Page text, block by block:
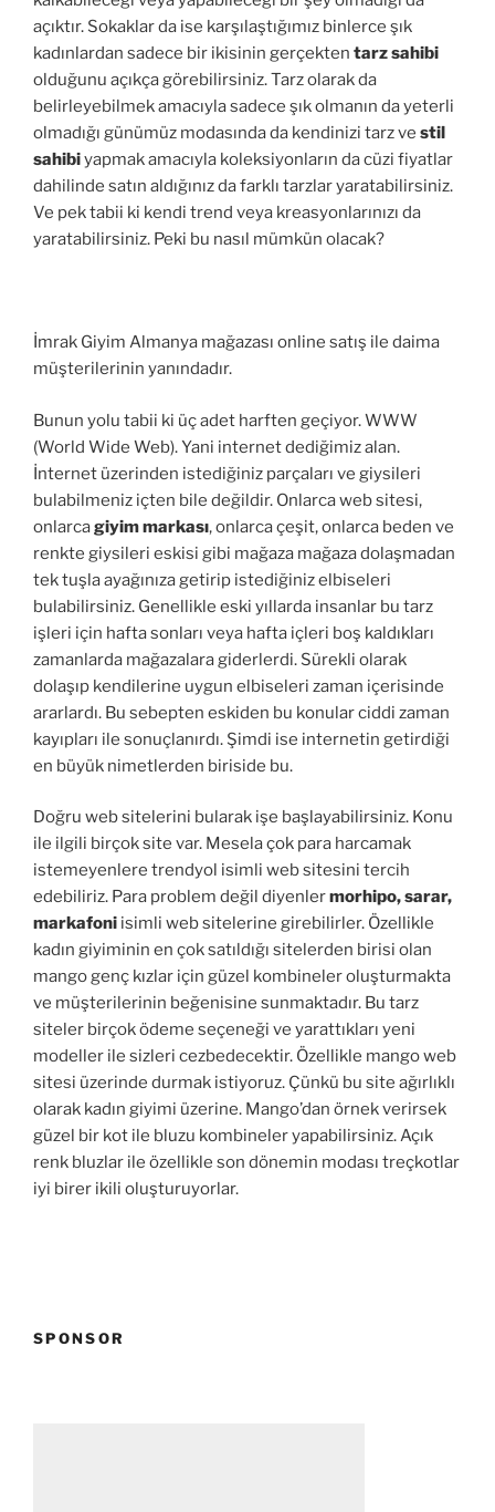
açıktır. Sokaklar da ise karşılaştığımız binlerce şık
kadınlardan sadece bir ikisinin gerçekten tarz sahibi
olduğunu açıkça görebilirsiniz. Tarz olarak da
belirleyebilmek amacıyla sadece şık olmanın da yeterli
olmadığı günümüz modasında da kendinizi tarz ve stil
sahibiyapmak amacıyla koleksiyonların da cüzi fiyatlar
dahilinde satın aldığınız da farklı tarzlar yaratabilirsiniz.
Ve pek tabii ki kendi trend veya kreasyonlarınızı da
yaratabilirsiniz. Peki bu nasıl mümkün olacak?
İmrak Giyim Almanya mağazası online satış ile daima
müşterilerinin yanındadır.
Bunun yolu tabii ki üç adet harften geçiyor. WWW
(World Wide Web). Yani internet dediğimiz alan.
İnternet üzerinden istediğiniz parçaları ve giysileri
bulabilmeniz içten bile değildir. Onlarca web sitesi,
onlarcagiyim markası, onlarca çeşit, onlarca beden ve
renkte giysileri eskisi gibi mağaza mağaza dolaşmadan
tek tuşla ayağınıza getirip istediğiniz elbiseleri
bulabilirsiniz. Genellikle eski yıllarda insanlar bu tarz
işleri için hafta sonları veya hafta içleri boş kaldıkları
zamanlarda mağazalara giderlerdi. Sürekli olarak
dolaşıp kendilerine uygun elbiseleri zaman içerisinde
ararlardı. Bu sebepten eskiden bu konular ciddi zaman
kayıpları ile sonuçlanırdı. Şimdi ise internetin getirdiği
en büyük nimetlerden biriside bu.
Doğru web sitelerini bularak işe başlayabilirsiniz. Konu
ile ilgili birçok site var. Mesela çok para harcamak
istemeyenlere trendyol isimli web sitesini tercih
edebiliriz. Para problem değil diyenlermorhipo, sarar,
markafoni isimli web sitelerine girebilirler. Özellikle
kadın giyiminin en çok satıldığı sitelerden birisi olan
mango genç kızlar için güzel kombineler oluşturmakta
ve müşterilerinin beğenisine sunmaktadır. Bu tarz
siteler birçok ödeme seçeneği ve yarattıkları yeni
modeller ile sizleri cezbedecektir. Özellikle mango web
sitesi üzerinde durmak istiyoruz. Çünkü bu site ağırlıklı
olarak kadın giyimi üzerine. Mango’dan örnek verirsek
güzel bir kot ile bluzu kombineler yapabilirsiniz. Açık
renk bluzlar ile özellikle son dönemin modası treçkotlar
iyi birer ikili oluşturuyorlar.
SPONSOR